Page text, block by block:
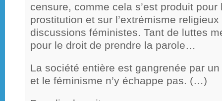
censure, comme cela s’est produit
prostitution et sur l’extrémisme
discussions féministes. Tant de luttes
pour le droit de prendre la parole…
La société entière est gangrenée par
et le féminisme n’y échappe pas. (…)